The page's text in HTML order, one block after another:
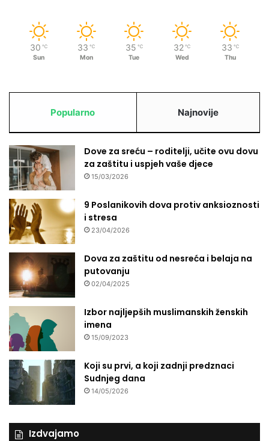
30 ℃
Sun
33 ℃
Mon
35 ℃
Tue
32 ℃
Wed
33 ℃
Thu
Popularno Najnovije
Dove za sreću – roditelji, učite ovu dovu
za zaštitu i uspjeh vaše djece
15/03/2026
9 Poslanikovih dova protiv anksioznosti
i stresa
23/04/2026
Dova za zaštitu od nesreća i belaja na
putovanju
02/04/2025
Izbor najljepših muslimanskih ženskih
imena
15/09/2023
Koji su prvi, a koji zadnji predznaci
Sudnjeg dana
14/05/2026
Izdvajamo